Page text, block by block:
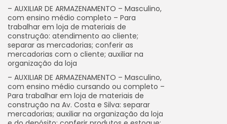
– AUXILIAR DE ARMAZENAMENTO – Masculino,
com ensino médio completo – Para
trabalhar em loja de materiais de
construção: atendimento ao cliente;
separar as mercadorias; conferir as
mercadorias com o cliente; auxiliar na
organização da loja
– AUXILIAR DE ARMAZENAMENTO – Masculino,
com ensino médio cursando ou completo –
Para trabalhar em loja de materiais de
construção na Av. Costa e Silva: separar
mercadorias; auxiliar na organização da loja